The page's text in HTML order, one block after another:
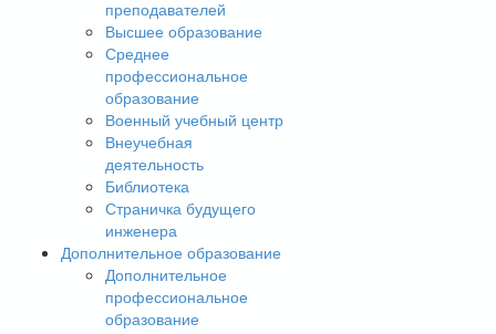
преподавателей
Высшее образование
Среднее
профессиональное
образование
Военный учебный центр
Внеучебная
деятельность
Библиотека
Страничка будущего
инженера
Дополнительное образование
Дополнительное
профессиональное
образование